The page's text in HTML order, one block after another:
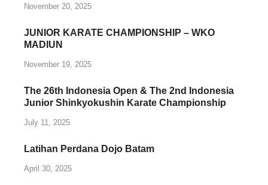
November 20, 2025
JUNIOR KARATE CHAMPIONSHIP – WKO
MADIUN
November 19, 2025
The 26th Indonesia Open & The 2nd Indonesia
Junior Shinkyokushin Karate Championship
July 11, 2025
Latihan Perdana Dojo Batam
April 30, 2025